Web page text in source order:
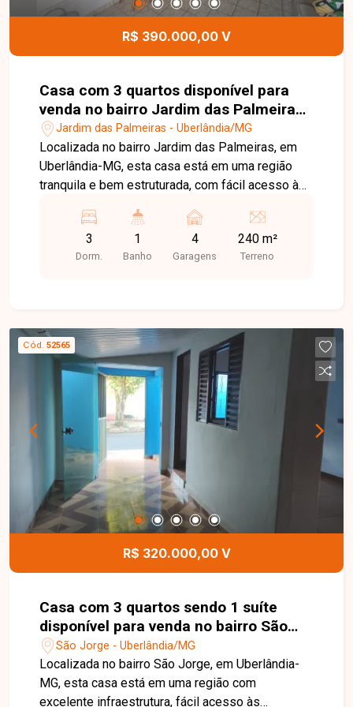
R$ 390.000,00 V
Casa com 3 quartos disponível para
venda no bairro Jardim das Palmeiras
em Uberlândia-MG
Jardim das Palmeiras - Uberlândia/MG
Localizada no bairro Jardim das Palmeiras, em
Uberlândia-MG, esta casa está em uma região
tranquila e bem estruturada, com fácil acesso às
supermercados, escolas, farmácias e diversos
serviços, proporcionando praticidade e qualidade
de vida para toda a família. O imóvel dispõe de
oferecendo conforto e funcionalidade para o dia a
dia. Esta é uma excelente oportunidade para
quem busca uma casa em uma localização
privilegiada, com espaços amplos e excelente
potencial para moradia ou investimento. Agende
uma visita e venha conhecer todos os detalhes
deste imóvel no bairro Jardim das Palmeiras.
3
Dorm.
1
Banho
4
Garagens
240 m²
Terreno
Cód. 52565
R$ 320.000,00 V
Casa com 3 quartos sendo 1 suíte
disponível para venda no bairro São
Jorge em Uberlândia-MG
São Jorge - Uberlândia/MG
Localizada no bairro São Jorge, em Uberlândia-
MG, esta casa está em uma região com
excelente infraestrutura, fácil acesso às